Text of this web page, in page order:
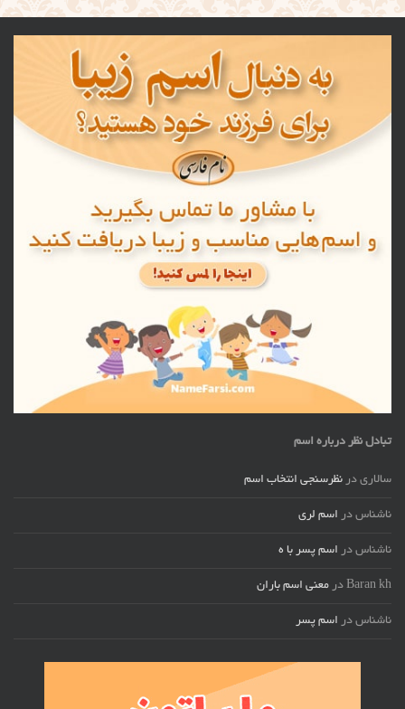
تبادل نظر درباره اسم
سالاری در نظرسنجی انتخاب اسم
ناشناس در اسم لری
ناشناس در اسم پسر با ه
Baran kh در معنی اسم باران
ناشناس در اسم پسر